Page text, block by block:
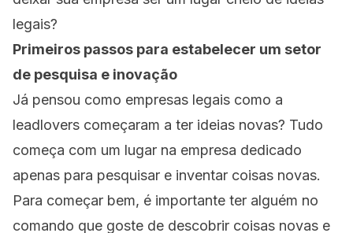
legais?
Primeiros passos para estabelecer um setor
de pesquisa e inovação
Já pensou como empresas legais como a
leadlovers começaram a ter ideias novas? Tudo
começa com um lugar na empresa dedicado
apenas para pesquisar e inventar coisas novas.
Para começar bem, é importante ter alguém no
comando que goste de descobrir coisas novas e